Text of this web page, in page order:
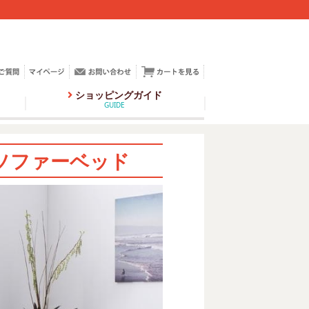
ショッピングガイド
GUIDE
ファーベッド